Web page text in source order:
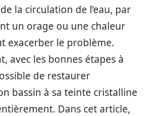
la circulation de l’eau, par
un orage ou une chaleur
exacerber le problème.
avec les bonnes étapes à
de restaurer
bassin à sa teinte cristalline
Dans cet article,